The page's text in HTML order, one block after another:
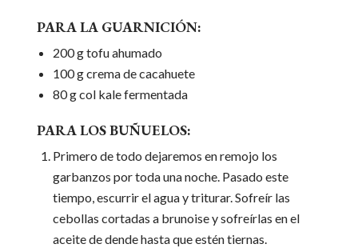
PARA LA GUARNICIÓN:
200 g tofu ahumado
100 g crema de cacahuete
80 g col kale fermentada
PARA LOS BUÑUELOS:
Primero de todo dejaremos en remojo los
garbanzos por toda una noche. Pasado este
tiempo, escurrir el agua y triturar. Sofreír las
cebollas cortadas a brunoise y sofreírlas en el
aceite de dende hasta que estén tiernas.